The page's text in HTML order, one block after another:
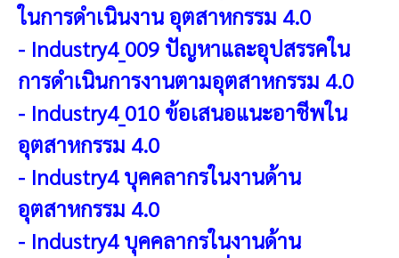
ในการดำเนินงาน อุตสาหกรรม 4.0
- Industry4_009 ปัญหาและอุปสรรคใน
การดำเนินการงานตามอุตสาหกรรม 4.0
- Industry4_010 ข้อเสนอแนะอาชีพใน
อุตสาหกรรม 4.0
- Industry4 บุคคลากรในงานด้าน
อุตสาหกรรม 4.0
- Industry4 บุคคลากรในงานด้าน